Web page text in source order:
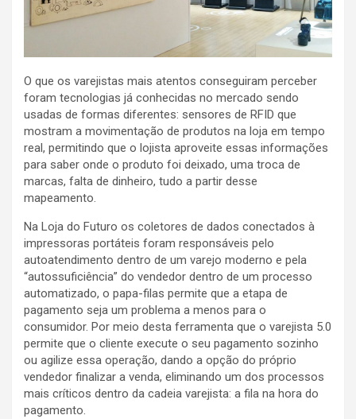
O que os varejistas mais atentos conseguiram perceber
foram tecnologias já conhecidas no mercado sendo
usadas de formas diferentes: sensores de RFID que
mostram a movimentação de produtos na loja em tempo
real, permitindo que o lojista aproveite essas informações
para saber onde o produto foi deixado, uma troca de
marcas, falta de dinheiro, tudo a partir desse
mapeamento.
Na Loja do Futuro os coletores de dados conectados à
impressoras portáteis foram responsáveis pelo
autoatendimento dentro de um varejo moderno e pela
“autossuficiência” do vendedor dentro de um processo
automatizado, o papa-filas permite que a etapa de
pagamento seja um problema a menos para o
consumidor. Por meio desta ferramenta que o varejista 5.0
permite que o cliente execute o seu pagamento sozinho
ou agilize essa operação, dando a opção do próprio
vendedor finalizar a venda, eliminando um dos processos
mais críticos dentro da cadeia varejista: a fila na hora do
pagamento.